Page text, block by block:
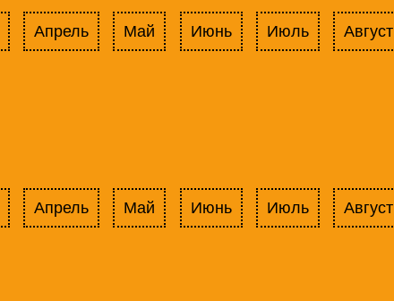
Апрель Май Июнь Июль Август
Апрель Май Июнь Июль Август